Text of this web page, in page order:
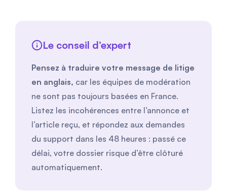
Le conseil d’expert
Pensez à traduire votre message de litige
en anglais, car les équipes de modération
ne sont pas toujours basées en France.
Listez les incohérences entre l’annonce et
l’article reçu, et répondez aux demandes
du support dans les 48 heures : passé ce
délai, votre dossier risque d’être clôturé
automatiquement.